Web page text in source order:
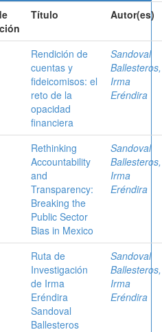
Título Autor(es)
Rendición de
cuentas y
fideicomisos: el
reto de la
opacidad
financiera
Sandoval
Ballesteros,
Irma
Eréndira
Rethinking
Accountability
and
Transparency:
Breaking the
Public Sector
Bias in Mexico
Sandoval
Ballesteros,
Irma
Eréndira
Ruta de
Investigación
de Irma
Eréndira
Sandoval
Ballesteros
Sandoval
Ballesteros,
Irma
Eréndira